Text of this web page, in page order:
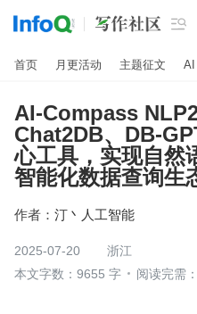

首页 月更活动 主题征文 AI
AI-Compass
Chat2DB、DB-
心工具，实现自然
智能化数据查询生
作者： 汀丶人工智能
2025-07-20
浙江
本文字数：9655 字
阅读完需